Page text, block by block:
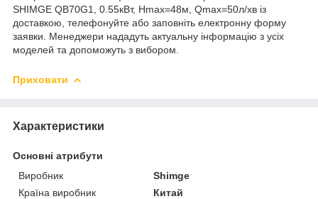
SHIMGE QB70G1, 0.55кВт, Нmax=48м, Qmax=50л/хв із
доставкою, телефонуйте або заповніть електронну форму
заявки. Менеджери нададуть актуальну інформацію з усіх
моделей та допоможуть з вибором.
Приховати
Характеристики
Основні атрибути
Виробник
Shimge
Країна виробник
Китай